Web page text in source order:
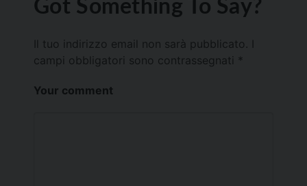
Il tuo indirizzo email non sarà pubblicato.
campi obbligatori sono contrassegnati *
Your comment